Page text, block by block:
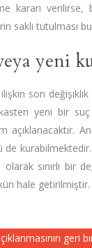
kararı
saklı tutulması
yeni
son değişiklik
yeni bir
açıklanacaktır.
sınırlı bir
hale getirilmiştir.
geri